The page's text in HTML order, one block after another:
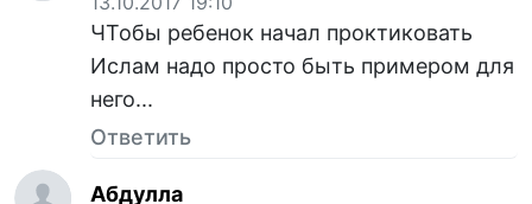
ЧТобы ребенок начал проктиковать
Ислам надо просто быть примером для
него...
Ответить
Абдулла